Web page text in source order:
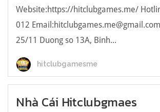
Website:https://hitclubgames.me/
012
25/11 Duong so 13A, Binh...
hitclubgamesme
Nhà Cái Hitclubgmaes